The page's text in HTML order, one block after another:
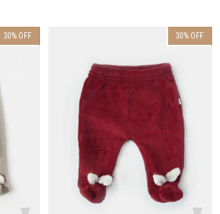
30% OFF 30% OFF